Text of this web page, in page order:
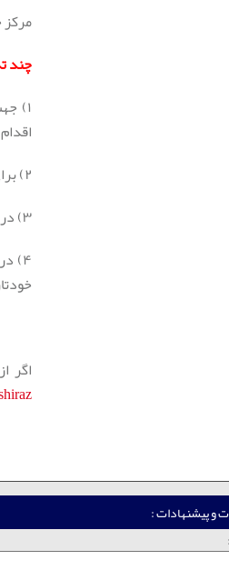
چند
۱) جهت استفاده از گارانتی محصولات جانتک باید فعال سازی گارانتی انجام شود. جهت فعال سازی گارانتی محصولات جانتک از
۲) برای ثبت گارانتی تمامی اعداد و حروف به انگلیسی باید نوشته شود.
۳) در صورت بروز هر گونه مشکلی در فعال سازی گارانتی با شرکت جانتک به شماره 02166974235 تماس بگیرید.
۴) در ضمن خیلی از ایردات چرخ خیاطی شما ساده می‌باشد و میتوانید خودتان آنرا با استفاده از
اگر
و پیشنهادات :